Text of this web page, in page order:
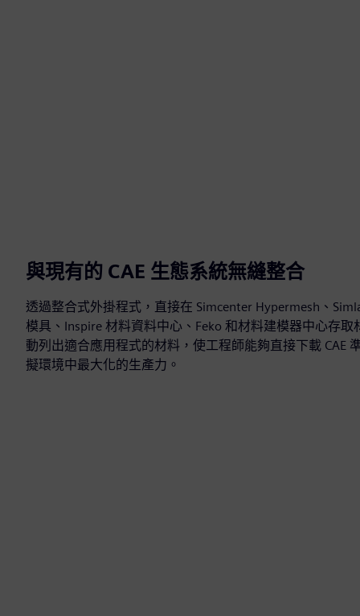
與現有的 CAE 生態系統無縫整合
透過整合式外掛程式，直接在 Simcenter Hypermesh、
模具、Inspire 材料資料中心、Feko 和材料建模器中心存
動列出適合應用程式的材料，使工程師能夠直接下載 CAE
擬環境中最大化的生產力。